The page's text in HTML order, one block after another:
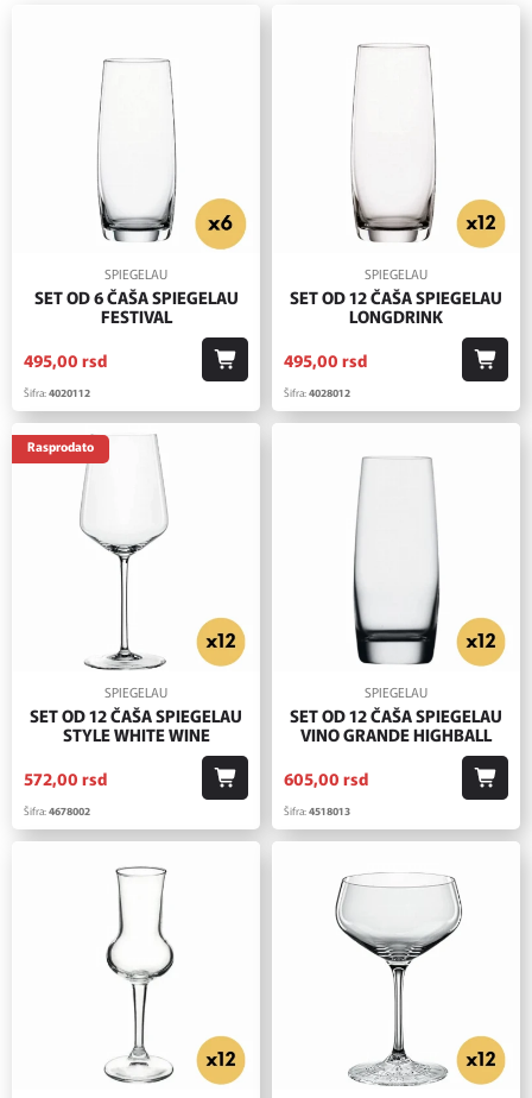
SPIEGELAU
SET OD 6 ČAŠA SPIEGELAU
FESTIVAL
495,00 rsd
Šifra:4020112
SPIEGELAU
SET OD 12 ČAŠA SPIEGELAU
LONGDRINK
495,00 rsd
Šifra:4028012
Rasprodato
SPIEGELAU
SET OD 12 ČAŠA SPIEGELAU
STYLE WHITE WINE
572,00 rsd
Šifra:4678002
SPIEGELAU
SET OD 12 ČAŠA SPIEGELAU
VINO GRANDE HIGHBALL
605,00 rsd
Šifra:4518013